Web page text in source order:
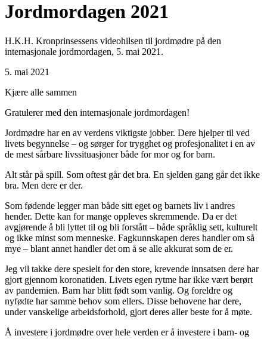
Jordmordagen 2021
H.K.H. Kronprinsessens videohilsen til jordmødre på den
internasjonale jordmordagen, 5. mai 2021.
5. mai 2021
Kjære alle sammen
Gratulerer med den internasjonale jordmordagen!
Jordmødre har en av verdens viktigste jobber. Dere hjelper til ved
livets begynnelse – og sørger for trygghet og profesjonalitet i en av
de mest sårbare livssituasjoner både for mor og for barn.
Alt står på spill. Som oftest går det bra. En sjelden gang går det ikke
bra. Men dere er der.
Som fødende legger man både sitt eget og barnets liv i andres
hender. Dette kan for mange oppleves skremmende. Da er det
avgjørende å bli lyttet til og bli forstått – både språklig sett, kulturelt
og ikke minst som menneske. Fagkunnskapen deres handler om så
mye – blant annet handler det om å se alle akkurat som de er.
Jeg vil takke dere spesielt for den store, krevende innsatsen dere har
gjort gjennom koronatiden. Livets egen rytme har ikke vært berørt
av pandemien. Barn har blitt født som vanlig. Og foreldre og
nyfødte har samme behov som ellers. Disse behovene har dere,
under vanskelige arbeidsforhold, gjort deres aller beste for å møte.
Å investere i jordmødre over hele verden er å investere i barn- og